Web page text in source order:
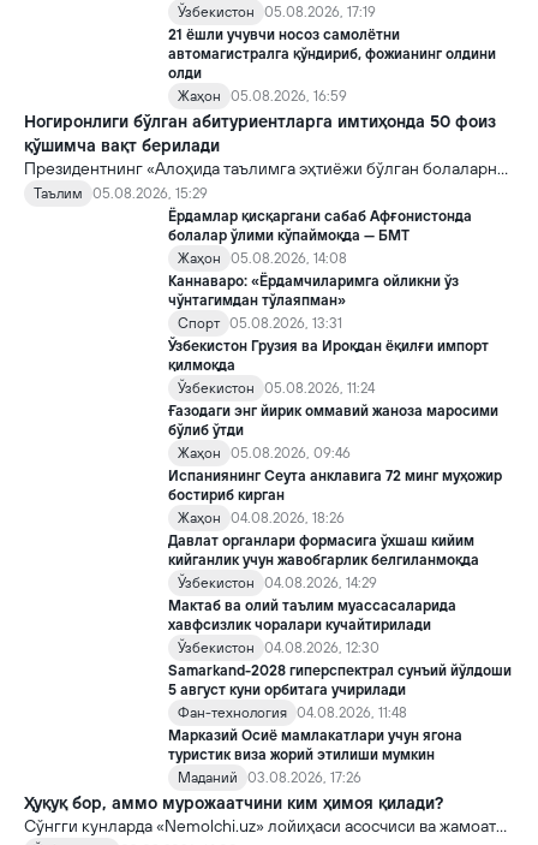
Ўзбекистон
05.08.2026, 17:19
21 ёшли учувчи носоз самолётни
автомагистралга қўндириб, фожианинг олдини
олди
Жаҳон
05.08.2026, 16:59
Ногиронлиги бўлган абитуриентларга имтиҳонда 50 фоиз
қўшимча вақт берилади
Президентнинг «Алоҳида таълимга эҳтиёжи бўлган болаларни
таълим ва ижтимоий хизматлар билан қамраб олиш тизимини
такомиллаштириш бўйича қўшимча чора-тадбирлар
тўғрисида»ги қарори билан инклюзив таълим соҳасида қатор
янги механизмлар жорий этилади.
Таълим
05.08.2026, 15:29
Ёрдамлар қисқаргани сабаб Афғонистонда
болалар ўлими кўпаймоқда — БМТ
Жаҳон
05.08.2026, 14:08
Каннаваро: «Ёрдамчиларимга ойликни ўз
чўнтагимдан тўлаяпман»
Спорт 05.08.2026, 13:31
Ўзбекистон Грузия ва Ироқдан ёқилғи импорт
қилмоқда
Ўзбекистон
05.08.2026, 11:24
Ғазодаги энг йирик оммавий жаноза маросими
бўлиб ўтди
Жаҳон
05.08.2026, 09:46
Испаниянинг Сеута анклавига 72 минг муҳожир
бостириб кирган
Жаҳон
04.08.2026, 18:26
Давлат органлари формасига ўхшаш кийим
кийганлик учун жавобгарлик белгиланмоқда
Ўзбекистон
04.08.2026, 14:29
Мактаб ва олий таълим муассасаларида
хавфсизлик чоралари кучайтирилади
Ўзбекистон
04.08.2026, 12:30
Samarkand-2028 гиперспектрал сунъий йўлдоши
5 август куни орбитага учирилади
Фан-технология 04.08.2026, 11:48
Марказий Осиё мамлакатлари учун ягона
туристик виза жорий этилиши мумкин
Маданий
03.08.2026, 17:26
Ҳуқуқ бор, аммо мурожаатчини ким ҳимоя қилади?
Сўнгги кунларда «Nemolchi.uz» лойиҳаси асосчиси ва жамоат